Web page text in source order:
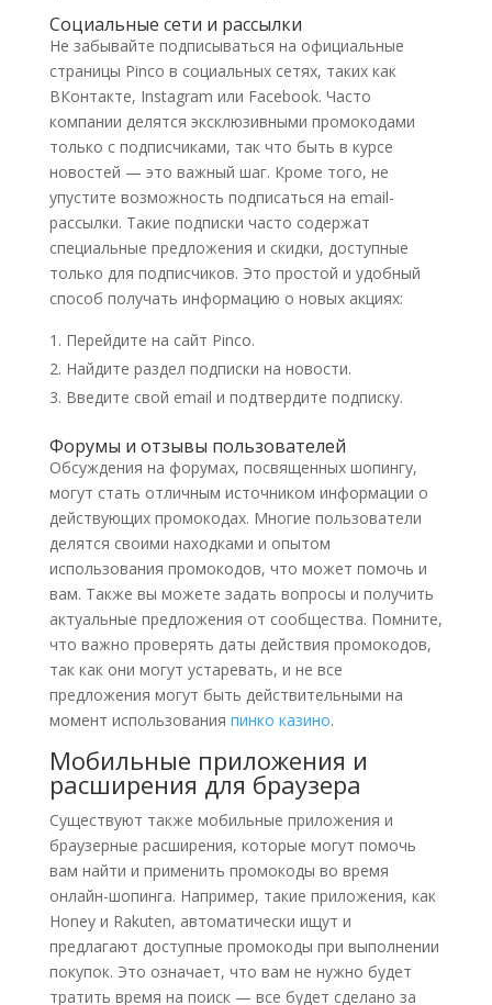
Социальные сети и рассылки
Не забывайте подписываться на официальные
страницы Pinco в социальных сетях, таких как
ВКонтакте, Instagram или Facebook. Часто
компании делятся эксклюзивными промокодами
только с подписчиками, так что быть в курсе
новостей — это важный шаг. Кроме того, не
упустите возможность подписаться на email-
рассылки. Такие подписки часто содержат
специальные предложения и скидки, доступные
только для подписчиков. Это простой и удобный
способ получать информацию о новых акциях:
Перейдите на сайт Pinco.
Найдите раздел подписки на новости.
Введите свой email и подтвердите подписку.
Форумы и отзывы пользователей
Обсуждения на форумах, посвященных шопингу,
могут стать отличным источником информации о
действующих промокодах. Многие пользователи
делятся своими находками и опытом
использования промокодов, что может помочь и
вам. Также вы можете задать вопросы и получить
актуальные предложения от сообщества. Помните,
что важно проверять даты действия промокодов,
так как они могут устаревать, и не все
предложения могут быть действительными на
момент использования пинко казино.
Мобильные приложения и
расширения для браузера
Существуют также мобильные приложения и
браузерные расширения, которые могут помочь
вам найти и применить промокоды во время
онлайн-шопинга. Например, такие приложения, как
Honey и Rakuten, автоматически ищут и
предлагают доступные промокоды при выполнении
покупок. Это означает, что вам не нужно будет
тратить время на поиск — все будет сделано за